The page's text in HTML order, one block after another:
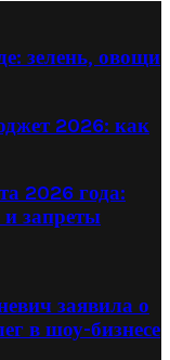
зелень, овощи
2026: как
2026 года:
запреты
заявила о
в шоу-бизнесе